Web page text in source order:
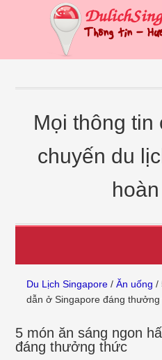
Mọi thông tin
chuyến du
Du Lịch Singapore /Ăn uống /
dẫn ở Singapore đáng
5 món ăn sáng ngon
đáng thưởng thức